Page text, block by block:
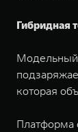
Гибридная
Модельный
которая
Платформа